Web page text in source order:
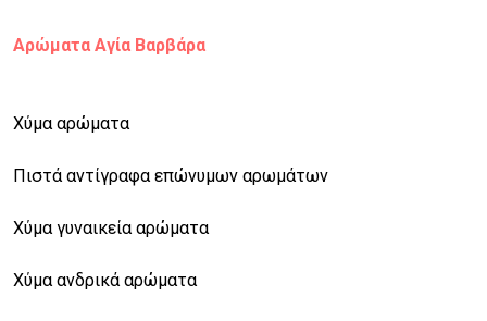
Αρώματα Αγία Βαρβάρα
Χύμα αρώματα
Πιστά αντίγραφα επώνυμων αρωμάτων
Χύμα γυναικεία αρώματα
Χύμα ανδρικά αρώματα